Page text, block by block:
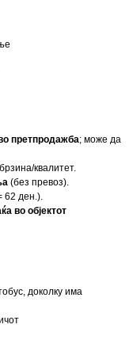
претпродажба; може да
квалитет.
(без превоз).
62 ден.).
во објектот
доколку има